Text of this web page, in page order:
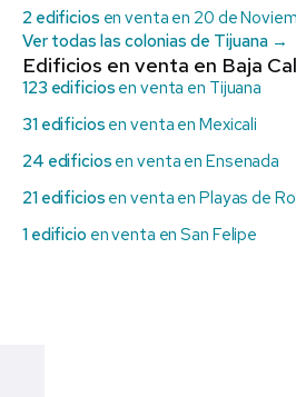
2 edificios en venta en 20 de
Ver todas las colonias de Tijuana →
Edificios en venta en Baja
123 edificios en venta en Tijuana
31 edificios en venta en Mexicali
24 edificios en venta en Ensenada
21 edificios en venta en Playas de
1 edificio en venta en San Felipe